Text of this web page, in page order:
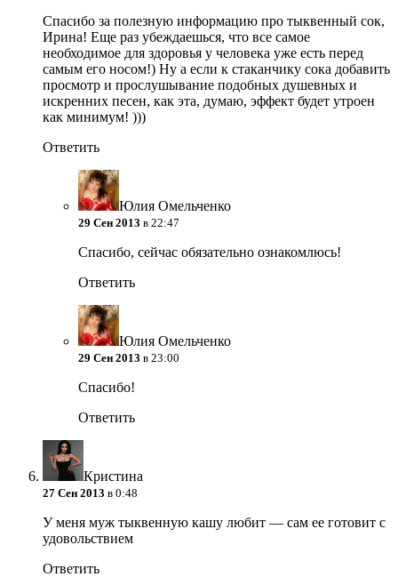
Спасибо за полезную информацию про тыквенный сок,
Ирина! Еще раз убеждаешься, что все самое
необходимое для здоровья у человека уже есть перед
самым его носом!) Ну а если к стаканчику сока добавить
просмотр и прослушывание подобных душевных и
искренних песен, как эта, думаю, эффект будет утроен
как минимум! )))
Ответить
Юлия Омельченко
29 Сен 2013 в 22:47
Спасибо, сейчас обязательно ознакомлюсь!
Ответить
Юлия Омельченко
29 Сен 2013 в 23:00
Спасибо!
Ответить
Кристина
27 Сен 2013 в 0:48
У меня муж тыквенную кашу любит — сам ее готовит с
удовольствием
Ответить